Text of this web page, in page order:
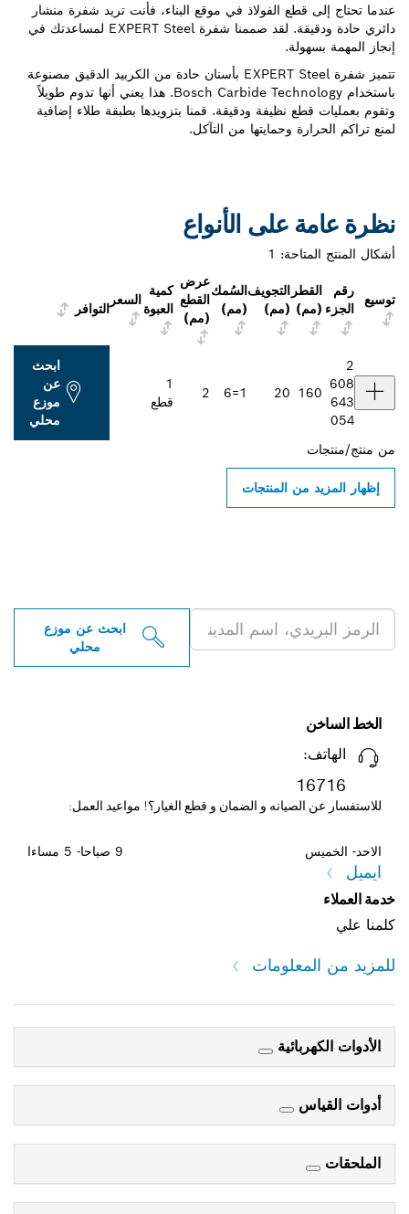
عندما تحتاج إلى قطع الفولاذ في موقع البناء، فأنت تريد شفرة منشار
دائري حادة ودقيقة. لقد صممنا شفرة EXPERT Steel لمساعدتك في
إنجاز المهمة بسهولة.
تتميز شفرة EXPERT Steel بأسنان حادة من الكربيد الدقيق مصنوعة
باستخدام Bosch Carbide Technology. هذا يعني أنها تدوم طويلاً
وتقوم بعمليات قطع نظيفة ودقيقة. قمنا بتزويدها بطبقة طلاء إضافية
لمنع تراكم الحرارة وحمايتها من التآكل.
نظرة عامة على الأنواع
أشكال المنتج المتاحة: 1
توسيع
رقم
الجزء
القطر
(مم)
التجويف
(مم)
السُمك
(مم)
عرض
القطع
(مم)
كمية
العبوة
السعر
التوافر
2
608
643
054
160
20
1=6
2
1
قطع
ابحث
عن
موزع
محلي
من منتج/منتجات
إظهار المزيد من المنتجات
ابحث عن موزع
محلي
الخط الساخن
الهاتف:
16716
للاستفسار عن الصيانه و الضمان و قطع الغيار؟! مواعيد العمل:
الاحد- الخميس 9 صباحا- 5 مساءا
ايميل
خدمة العملاء
كلمنا علي
للمزيد من المعلومات
الأدوات الكهربائية
أدوات القياس
الملحقات